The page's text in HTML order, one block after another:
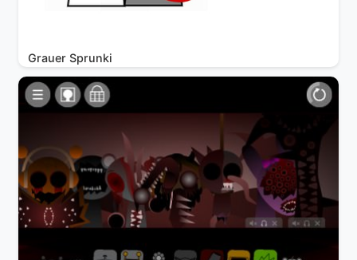
Grauer Sprunki